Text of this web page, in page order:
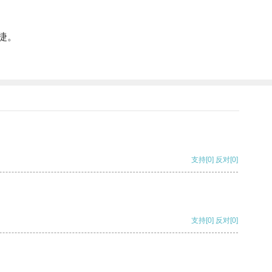
。
支持[0] 反对[0]
支持[0] 反对[0]